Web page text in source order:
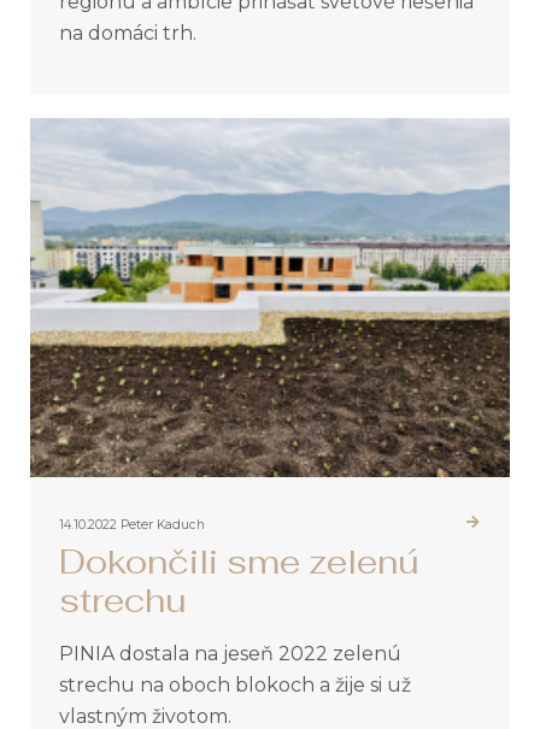
na domáci trh.
14.10.2022 Peter Kaduch
Dokončili sme zelenú
strechu
PINIA dostala na jeseň 2022 zelenú
strechu na oboch blokoch a žije si už
vlastným životom.